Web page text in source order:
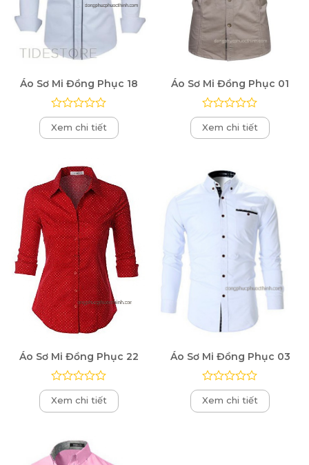
Áo Sơ Mi Đồng Phục 18
Được
xếp
hạng
sao
Xem chi tiết
Áo Sơ Mi Đồng Phục 01
Được
xếp
hạng
sao
Xem chi tiết
Áo Sơ Mi Đồng Phục 22
Được
xếp
hạng
sao
Xem chi tiết
Áo Sơ Mi Đồng Phục 03
Được
xếp
hạng
Xem chi tiết